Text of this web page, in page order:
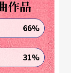
意。
作品
66%
31%